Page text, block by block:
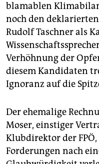
blamablen
noch den
Rudolf Taschner als
Verhöhnung der
diesem Kandidaten
Ignoranz auf die
Der ehemalige
Moser, einstiger
Klubdirektor der
Forderungen nach